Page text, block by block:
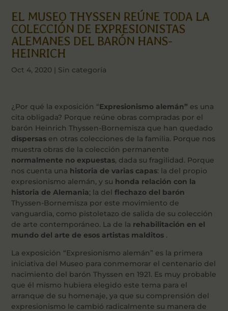
EL MUSEO THYSSEN REÚNE TODA LA
COLECCIÓN DE EXPRESIONISTAS
ALEMANES DEL BARÓN HANS-
HEINRICH
Oct 4, 2020 | Sin categoría
¿Por qué la exposición “Expresionismo alemán” es una
cita obligada? Porque reúne obras compradas por el
barón Heinrich Thyssen-Bornemisza que han quedado
dispersas en otras colecciones de la familia. Porque nos
muestra obras de la colección permanente
normalmente no expuestas, dada su fragilidad. Porque
nos cuenta una historia de varias capas: la del propio
expresionismo alemán, y su honda relación con la
historia de Alemania; la delflechazo del barón
Thyssen-Bornemisza por este movimiento de
vanguardia, como pistoletazo de salida de su colección
de arte contemporáneo. La de la rehabilitación en el
mundo del arte de esos artistas malditos .
La exposición “Expresionismo alemán” es la primera
iniciativa del Museo para conmemorar el centenario del
nacimiento del barón Thyssen en 1921. Es muy probable
que él mismo hubiera elegido este tema para el
arranque de su homenaje, ya que su comprensión del
expresionismo le cambió radicalmente su manera de